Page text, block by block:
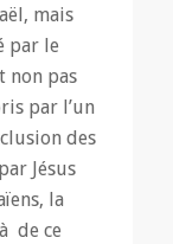
mais
par le
non pas
par l’un
des
Jésus
la
de ce